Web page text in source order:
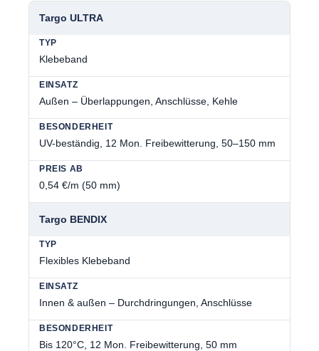
Targo ULTRA
Klebeband
Außen – Überlappungen, Anschlüsse, Kehle
UV-beständig, 12 Mon. Freibewitterung, 50–150 mm
0,54 €/m (50 mm)
Targo BENDIX
Flexibles Klebeband
Innen & außen – Durchdringungen, Anschlüsse
Bis 120°C, 12 Mon. Freibewitterung, 50 mm